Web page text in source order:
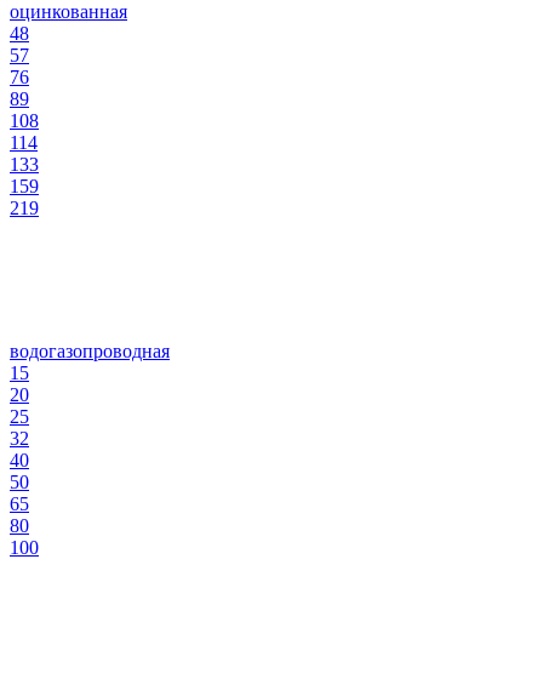
оцинкованная
48
57
76
89
108
114
133
159
219
водогазопроводная
15
20
25
32
40
50
65
80
100